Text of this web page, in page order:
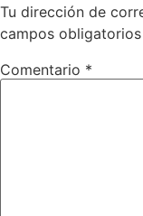
Tu dirección de
campos
Comentario *